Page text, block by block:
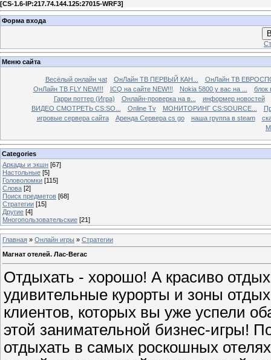
[CS-1.6-IP:217.74.144.125:27015-WRF3]
Форма входа
Меню сайта
Весёлый онлайн чаt ОнЛайн ТВ ПЕРВЫЙ КАН...
ОнЛайн ТВ
ОнЛайн ТВ FLY NEW!!!
ICQ на сайте NEW!!! Nokia 5800 у вас на ...
блок
Гарри поттер (Игра)
Онлайн-проверка на в...
информер новостей
ВИДЕО СМОТРЕТЬ CS:SO...
Online Tv МОНИТОРИНГ CS:SOURCE...
игровые сервера сайта
Аренда Сервера cs go наша группа в steam
Categories
Аркады и экшн [67]
Настольные [5]
Головоломки [115]
Слова [2]
Поиск предметов [68]
Стратегии [15]
Другие [4]
Многопользовательские [21]
Главная » Онлайн игры » Стратегии
Магнат отелей. Лас-Вегас
Отдыхать - хорошо! А красиво
удивительные курорты и зоны
клиентов, которых вы уже успели
этой занимательной бизнес-игры!
отдыхать в самых роскошных